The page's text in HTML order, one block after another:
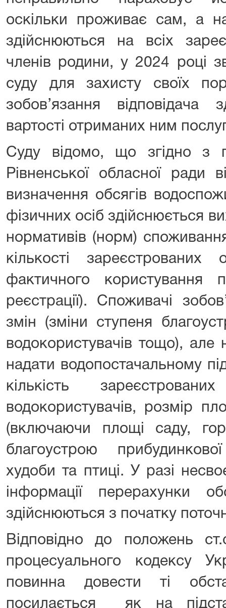
оскільки проживає сам, а
здійснюються на всіх
членів родини, у 2024 році
суду для захисту своїх
зобов’язання відповідача
вартості отриманих ним
Суду відомо, що згідно
Рівненської обласної
визначення обсягів
фізичних осіб здійснюється
нормативів (норм)
кількості
фактичного користування
реєстрації). Споживачі
змін (зміни ступеня
водокористувачів тощо),
надати водопостачальному
кількість
водокористувачів, розмір
(включаючи площі саду,
благоустрою
худоби та птиці. У разі
інформації перерахунки
здійснюються з початку
Відповідно до положень
процесуального кодексу
повинна довести ті
посилається як на